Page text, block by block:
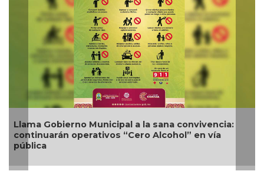
Nueva oferta educativa impulsará la
competitividad turística de Veracruz